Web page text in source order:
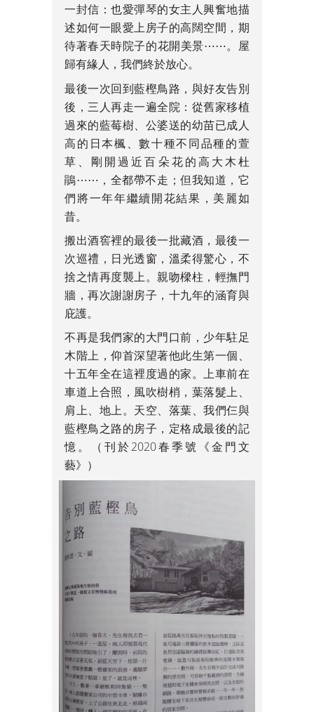
一封信：也愛彈琴的女主人興奮地描
述如何一眼愛上房子的高闊空間，期
待著春天時院子的花開美景⋯⋯。屋
歸有緣人，我們終於放心。
最後一次回到藍樫鳥路，與好友告別
後，三人再走一遍全院：從舊家移植
過來的藍莓樹、公婆送的幼苗已成人
高的日本楓、數十種不同品種的萱
草、剛開過近百朵花的高大木杜
鵑⋯⋯，全都帶不走；但我知道，它
們將一年年繼續開花結果，美麗如
昔。
搬出酒窖裡的最後一批藏酒，最後一
次巡禮，日光透窗，溫柔得驚心，不
捨之情再度襲上。親吻樑柱，輕撫門
牆，再次謝謝房子，十九年的涵育與
庇護。
不再是我們家的大門口前，少年駐足
木階上，仰首深望著他此生第一個、
十五年全在這裡度過的家。上車前在
車道上合照，風吹樹梢，葉落髮上、
肩上、地上。天空、落葉、我們仨與
藍樫鳥之路的房子，定格成最後的記
憶。（刊於2020春季號《金門文
藝》）